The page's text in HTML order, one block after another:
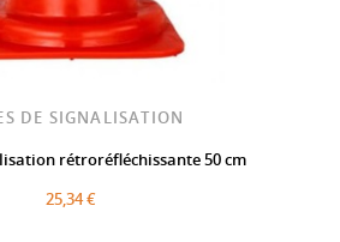
DE SIGNALISATION
rétroréfléchissante 50 cm
25,34 €